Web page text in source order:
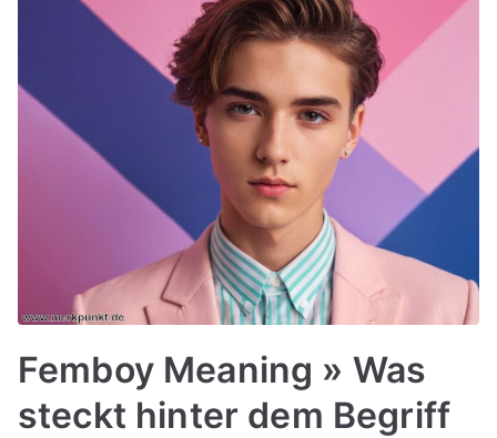
Femboy Meaning » Was
steckt hinter dem Begriff